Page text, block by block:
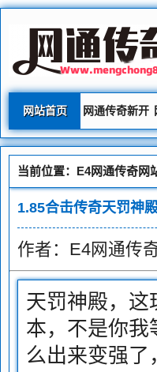
网站首页 网通传奇新开
当前位置： E4网通传奇网
1.85合击传奇天罚神
作者：E4网通传
天罚神殿，这
本，不是你我
么出来变强了